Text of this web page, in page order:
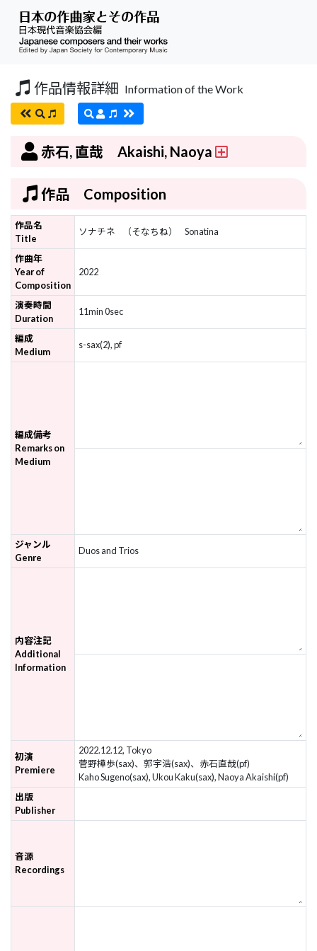
作品情報詳細 Information of the Work
赤石, 直哉 Akaishi, Naoya
作品 Composition
作品名
Title
ソナチネ （そなちね） Sonatina
作曲年
Year of
Composition
2022
演奏時間
Duration
11min 0sec
編成
Medium
s-sax(2), pf
編成備考
Remarks on
Medium
ジャンル
Genre
Duos and Trios
内容注記
Additional
Information
初演
Premiere
2022.12.12, Tokyo
菅野樺歩(sax)、郭宇浩(sax)、赤石直哉(pf)
Kaho Sugeno(sax), Ukou Kaku(sax), Naoya Akaishi(pf)
出版
Publisher
音源
Recordings